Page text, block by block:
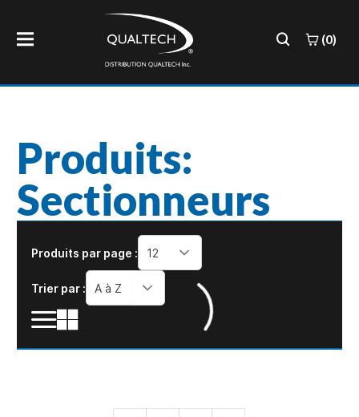
(0)
Produits:
Sectionneurs
Produits par page : 12
Trier par : A à Z